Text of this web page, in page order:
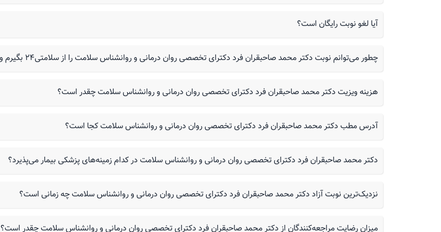
آیا لغو نوبت رایگان است؟
چطور می‌توانم نوبت دکتر محمد صاحبقران فرد دکترای تخصصی روان درمانی و روانشناس سلامت را از سلامتی۲۴ بگیرم و ویزیت شوم؟
هزینه ویزیت دکتر محمد صاحبقران فرد دکترای تخصصی روان درمانی و روانشناس سلامت چقدر است؟
آدرس مطب دکتر محمد صاحبقران فرد دکترای تخصصی روان درمانی و روانشناس سلامت کجا است؟
دکتر محمد صاحبقران فرد دکترای تخصصی روان درمانی و روانشناس سلامت در کدام زمینه‌های پزشکی بیمار می‌پذیرد؟
نزدیک‌ترین نوبت آزاد دکتر محمد صاحبقران فرد دکترای تخصصی روان درمانی و روانشناس سلامت چه زمانی است؟
میزان رضایت مراجعه‌کنندگان از دکتر محمد صاحبقران فرد دکترای تخصصی روان درمانی و روانشناس سلامت چقدر است؟